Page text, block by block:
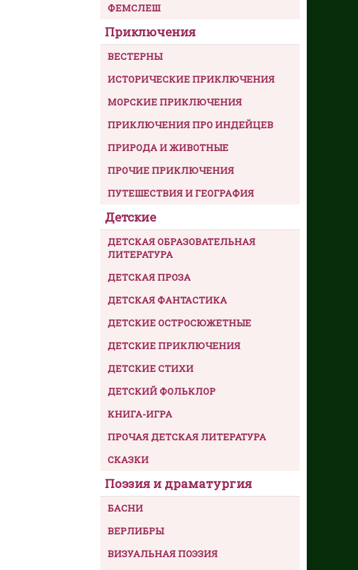
ФЕМСЛЕШ
Приключения
ВЕСТЕРНЫ
ИСТОРИЧЕСКИЕ ПРИКЛЮЧЕНИЯ
МОРСКИЕ ПРИКЛЮЧЕНИЯ
ПРИКЛЮЧЕНИЯ ПРО ИНДЕЙЦЕВ
ПРИРОДА И ЖИВОТНЫЕ
ПРОЧИЕ ПРИКЛЮЧЕНИЯ
ПУТЕШЕСТВИЯ И ГЕОГРАФИЯ
Детские
ДЕТСКАЯ ОБРАЗОВАТЕЛЬНАЯ
ЛИТЕРАТУРА
ДЕТСКАЯ ПРОЗА
ДЕТСКАЯ ФАНТАСТИКА
ДЕТСКИЕ ОСТРОСЮЖЕТНЫЕ
ДЕТСКИЕ ПРИКЛЮЧЕНИЯ
ДЕТСКИЕ СТИХИ
ДЕТСКИЙ ФОЛЬКЛОР
КНИГА-ИГРА
ПРОЧАЯ ДЕТСКАЯ ЛИТЕРАТУРА
СКАЗКИ
Поэзия и драматургия
БАСНИ
ВЕРЛИБРЫ
ВИЗУАЛЬНАЯ ПОЭЗИЯ